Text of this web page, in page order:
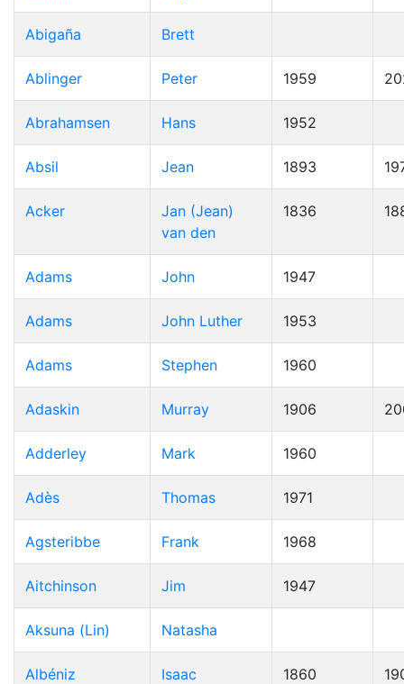
Abigaña Brett
Ablinger Peter 1959
Abrahamsen Hans 1952
Absil Jean 1893
Acker
Jan (Jean)
van den
1836
Adams John 1947
Adams John Luther 1953
Adams Stephen 1960
Adaskin Murray 1906
Adderley Mark 1960
Adès Thomas 1971
Agsteribbe Frank 1968
Aitchinson Jim 1947
Aksuna (Lin) Natasha
Albéniz Isaac 1860